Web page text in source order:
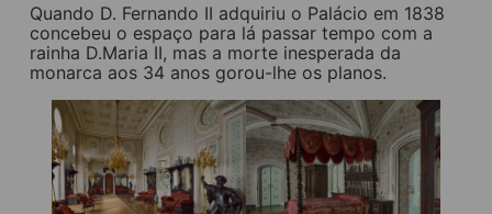
Quando D. Fernando II adquiriu o Palácio em 1838
concebeu o espaço para lá passar tempo com a
rainha D.Maria II, mas a morte inesperada da
monarca aos 34 anos gorou-lhe os planos.